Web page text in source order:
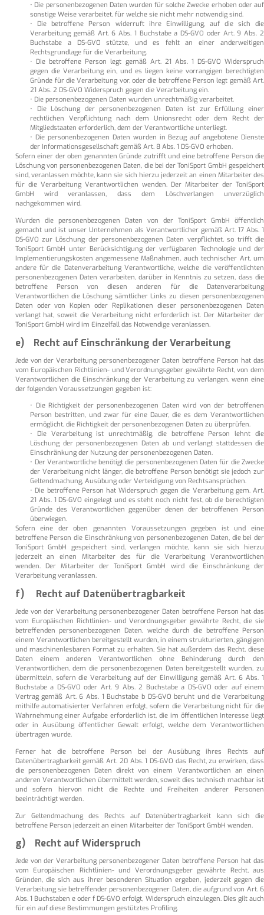
• Die personenbezogenen Daten wurden für solche Zwecke erhoben oder auf
sonstige Weise verarbeitet, für welche sie nicht mehr notwendig sind.
• Die betroffene Person widerruft ihre Einwilligung, auf die sich die
Verarbeitung gemäß Art. 6 Abs. 1 Buchstabe a DS-GVO oder Art. 9 Abs. 2
Buchstabe a DS-GVO stützte, und es fehlt an einer anderweitigen
Rechtsgrundlage für die Verarbeitung.
• Die betroffene Person legt gemäß Art. 21 Abs. 1 DS-GVO Widerspruch
gegen die Verarbeitung ein, und es liegen keine vorrangigen berechtigten
Gründe für die Verarbeitung vor, oder die betroffene Person legt gemäß Art.
21 Abs. 2 DS-GVO Widerspruch gegen die Verarbeitung ein.
• Die personenbezogenen Daten wurden unrechtmäßig verarbeitet.
• Die Löschung der personenbezogenen Daten ist zur Erfüllung einer
rechtlichen Verpflichtung nach dem Unionsrecht oder dem Recht der
Mitgliedstaaten erforderlich, dem der Verantwortliche unterliegt.
• Die personenbezogenen Daten wurden in Bezug auf angebotene Dienste
der Informationsgesellschaft gemäß Art. 8 Abs. 1 DS-GVO erhoben.
Sofern einer der oben genannten Gründe zutrifft und eine betroffene Person die
Löschung von personenbezogenen Daten, die bei der ToniSport GmbH gespeichert
sind, veranlassen möchte, kann sie sich hierzu jederzeit an einen Mitarbeiter des
für die Verarbeitung Verantwortlichen wenden. Der Mitarbeiter der ToniSport
GmbH wird veranlassen, dass dem Löschverlangen unverzüglich
nachgekommen wird.
Wurden die personenbezogenen Daten von der ToniSport GmbH öffentlich
gemacht und ist unser Unternehmen als Verantwortlicher gemäß Art. 17 Abs. 1
DS-GVO zur Löschung der personenbezogenen Daten verpflichtet, so trifft die
ToniSport GmbH unter Berücksichtigung der verfügbaren Technologie und der
Implementierungskosten angemessene Maßnahmen, auch technischer Art, um
andere für die Datenverarbeitung Verantwortliche, welche die veröffentlichten
personenbezogenen Daten verarbeiten, darüber in Kenntnis zu setzen, dass die
betroffene Person von diesen anderen für die Datenverarbeitung
Verantwortlichen die Löschung sämtlicher Links zu diesen personenbezogenen
Daten oder von Kopien oder Replikationen dieser personenbezogenen Daten
verlangt hat, soweit die Verarbeitung nicht erforderlich ist. Der Mitarbeiter der
ToniSport GmbH wird im Einzelfall das Notwendige veranlassen.
e) Recht auf Einschränkung der Verarbeitung
Jede von der Verarbeitung personenbezogener Daten betroffene Person hat das
vom Europäischen Richtlinien- und Verordnungsgeber gewährte Recht, von dem
Verantwortlichen die Einschränkung der Verarbeitung zu verlangen, wenn eine
der folgenden Voraussetzungen gegeben ist:
• Die Richtigkeit der personenbezogenen Daten wird von der betroffenen
Person bestritten, und zwar für eine Dauer, die es dem Verantwortlichen
ermöglicht, die Richtigkeit der personenbezogenen Daten zu überprüfen.
• Die Verarbeitung ist unrechtmäßig, die betroffene Person lehnt die
Löschung der personenbezogenen Daten ab und verlangt stattdessen die
Einschränkung der Nutzung der personenbezogenen Daten.
• Der Verantwortliche benötigt die personenbezogenen Daten für die Zwecke
der Verarbeitung nicht länger, die betroffene Person benötigt sie jedoch zur
Geltendmachung, Ausübung oder Verteidigung von Rechtsansprüchen.
• Die betroffene Person hat Widerspruch gegen die Verarbeitung gem. Art.
21 Abs. 1 DS-GVO eingelegt und es steht noch nicht fest, ob die berechtigten
Gründe des Verantwortlichen gegenüber denen der betroffenen Person
überwiegen.
Sofern eine der oben genannten Voraussetzungen gegeben ist und eine
betroffene Person die Einschränkung von personenbezogenen Daten, die bei der
ToniSport GmbH gespeichert sind, verlangen möchte, kann sie sich hierzu
jederzeit an einen Mitarbeiter des für die Verarbeitung Verantwortlichen
wenden. Der Mitarbeiter der ToniSport GmbH wird die Einschränkung der
Verarbeitung veranlassen.
f) Recht auf Datenübertragbarkeit
Jede von der Verarbeitung personenbezogener Daten betroffene Person hat das
vom Europäischen Richtlinien- und Verordnungsgeber gewährte Recht, die sie
betreffenden personenbezogenen Daten, welche durch die betroffene Person
einem Verantwortlichen bereitgestellt wurden, in einem strukturierten, gängigen
und maschinenlesbaren Format zu erhalten. Sie hat außerdem das Recht, diese
Daten einem anderen Verantwortlichen ohne Behinderung durch den
Verantwortlichen, dem die personenbezogenen Daten bereitgestellt wurden, zu
übermitteln, sofern die Verarbeitung auf der Einwilligung gemäß Art. 6 Abs. 1
Buchstabe a DS-GVO oder Art. 9 Abs. 2 Buchstabe a DS-GVO oder auf einem
Vertrag gemäß Art. 6 Abs. 1 Buchstabe b DS-GVO beruht und die Verarbeitung
mithilfe automatisierter Verfahren erfolgt, sofern die Verarbeitung nicht für die
Wahrnehmung einer Aufgabe erforderlich ist, die im öffentlichen Interesse liegt
oder in Ausübung öffentlicher Gewalt erfolgt, welche dem Verantwortlichen
übertragen wurde.
Ferner hat die betroffene Person bei der Ausübung ihres Rechts auf
Datenübertragbarkeit gemäß Art. 20 Abs. 1 DS-GVO das Recht, zu erwirken, dass
die personenbezogenen Daten direkt von einem Verantwortlichen an einen
anderen Verantwortlichen übermittelt werden, soweit dies technisch machbar ist
und sofern hiervon nicht die Rechte und Freiheiten anderer Personen
beeinträchtigt werden.
Zur Geltendmachung des Rechts auf Datenübertragbarkeit kann sich die
betroffene Person jederzeit an einen Mitarbeiter der ToniSport GmbH wenden.
g) Recht auf Widerspruch
Jede von der Verarbeitung personenbezogener Daten betroffene Person hat das
vom Europäischen Richtlinien- und Verordnungsgeber gewährte Recht, aus
Gründen, die sich aus ihrer besonderen Situation ergeben, jederzeit gegen die
Verarbeitung sie betreffender personenbezogener Daten, die aufgrund von Art. 6
Abs. 1 Buchstaben e oder f DS-GVO erfolgt, Widerspruch einzulegen. Dies gilt auch
für ein auf diese Bestimmungen gestütztes Profiling.